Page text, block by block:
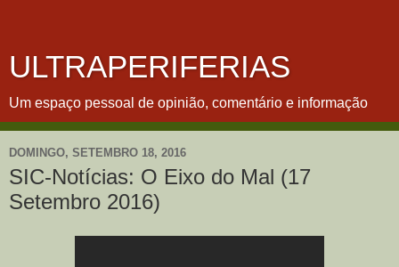
ULTRAPERIFERIAS
Um espaço pessoal de opinião, comentário e informação
DOMINGO, SETEMBRO 18, 2016
SIC-Notícias: O Eixo do Mal (17
Setembro 2016)